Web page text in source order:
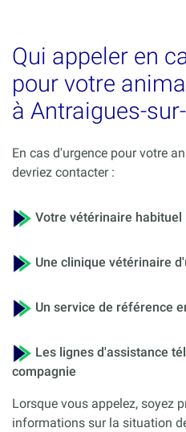
Qui appeler en
pour votre
à Antraigues-
En cas d'urgence pour votre
devriez contacter :
Votre vétérinaire habituel
Une clinique vétérinaire
Un service de référence
Les lignes d'assistance
compagnie
Lorsque vous appelez, soyez
informations sur la situation